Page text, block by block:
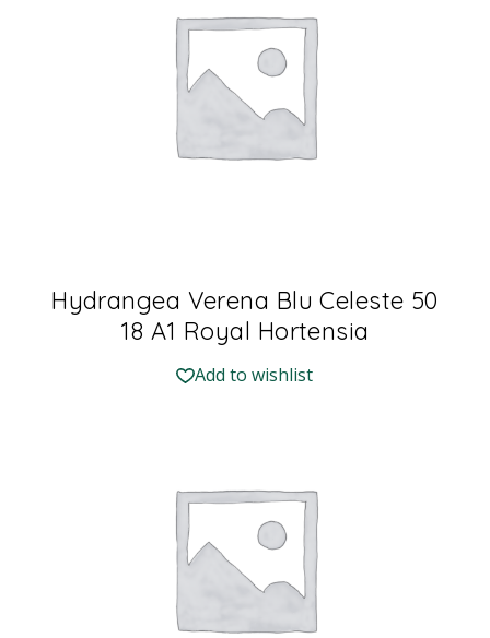
Hydrangea Verena Blu Celeste 50
18 A1 Royal Hortensia
Add to wishlist